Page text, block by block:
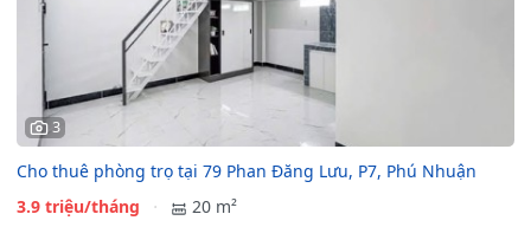
3
Cho thuê phòng trọ tại 79 Phan Đăng Lưu, P7, Phú Nhuận
3.9 triệu/tháng
20 m²